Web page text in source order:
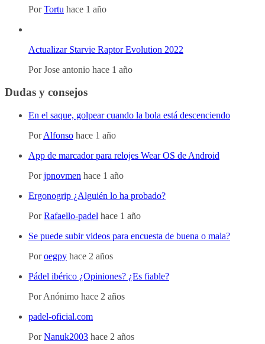
PorTortu hace 1 año
Actualizar Starvie Raptor Evolution 2022
PorJose antonio hace 1 año
Dudas y consejos
En el saque, golpear cuando la bola está descenciendo
PorAlfonso hace 1 año
App de marcador para relojes Wear OS de Android
Porjpnovmen hace 1 año
Ergonogrip ¿Alguién lo ha probado?
PorRafaello-padel hace 1 año
Se puede subir videos para encuesta de buena o mala?
Poroegpy hace 2 años
Pádel ibérico ¿Opiniones? ¿Es fiable?
PorAnónimo hace 2 años
padel-oficial.com
PorNanuk2003 hace 2 años